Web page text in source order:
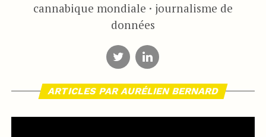
cannabique mondiale · journalisme de
données
ARTICLES PAR AURÉLIEN BERNARD